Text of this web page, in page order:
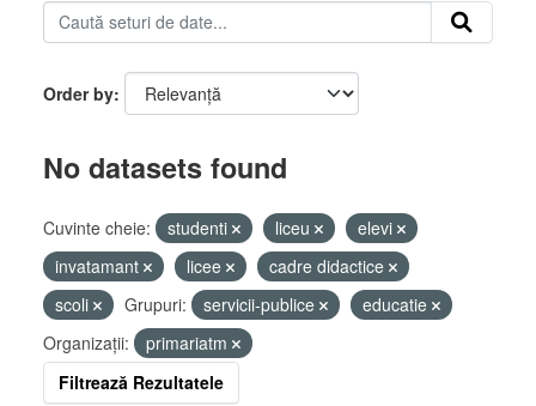
Order by
No datasets found
Cuvinte cheie: studenti liceu
elevi
invatamant
licee
cadre didactice
scoli
Grupuri: servicii-publice
educatie
Organizații:
primariatm
Filtrează Rezultatele